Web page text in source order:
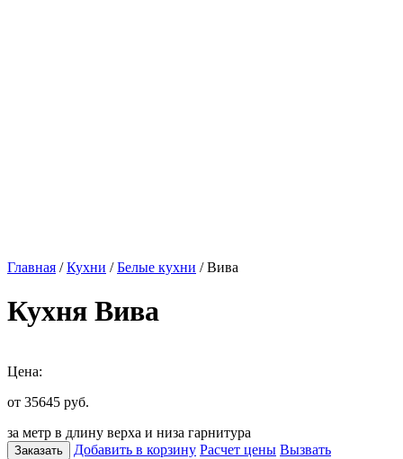
Главная /Кухни /Белые кухни / Вива
Кухня Вива
Цена:
от 35645 руб.
за метр в длину верха и низа гарнитура
Заказать Добавить в корзину Расчет цены Вызвать